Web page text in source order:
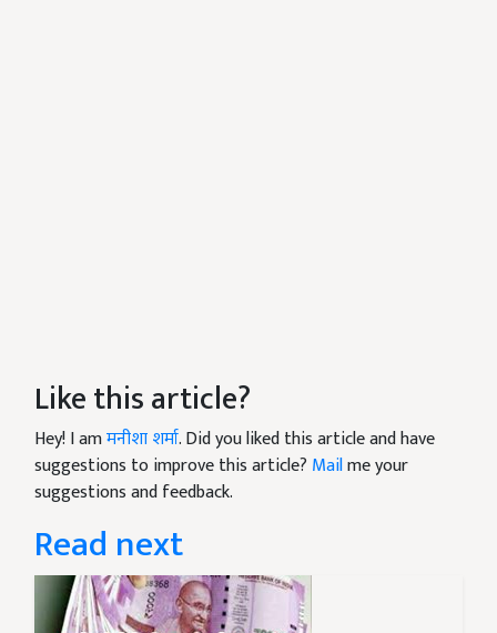
Like this article?
Hey! I amमनीशा शर्मा. Did you liked this article and have
suggestions to improve this article? Mailme your
suggestions and feedback.
Read next